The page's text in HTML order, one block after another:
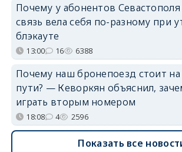
Почему у абонентов
связь вела себя по-разному при
блэкауте
13:00 16 6388
Почему наш бронепоезд стоит на
пути? — Кеворкян объяснил,
играть вторым номером
18:08 4 2596
Показать все